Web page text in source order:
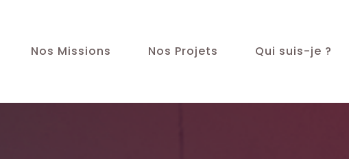
Nos Missions Nos Projets Qui suis-je ?